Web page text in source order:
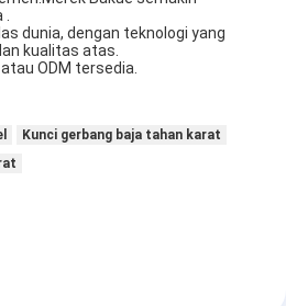
dunia, dengan teknologi yang
kualitas atas.
ODM tersedia.
Kunci gerbang baja tahan karat